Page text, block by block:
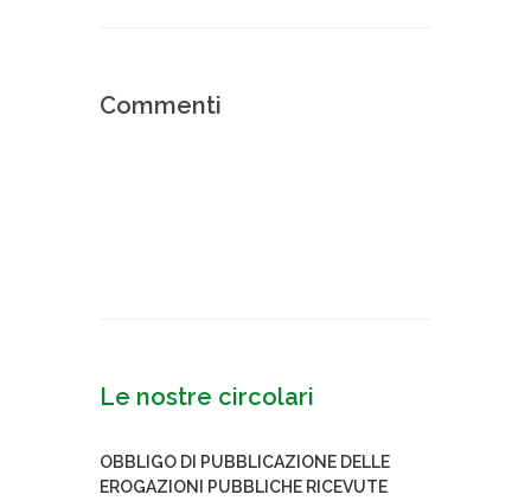
Commenti
Le nostre circolari
OBBLIGO DI PUBBLICAZIONE DELLE
EROGAZIONI PUBBLICHE RICEVUTE